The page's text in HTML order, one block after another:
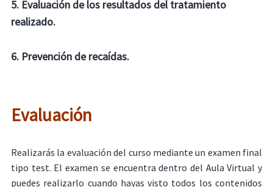
5. Evaluación de los resultados del tratamiento
realizado.
6. Prevención de recaídas.
Evaluación
Realizarás la evaluación del curso mediante un examen final
tipo test. El examen se encuentra dentro del Aula Virtual y
puedes realizarlo cuando hayas visto todos los contenidos